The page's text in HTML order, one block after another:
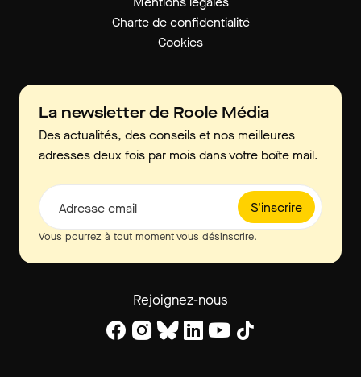
Charte de confidentialité
Cookies
La newsletter de Roole Média
Des actualités, des conseils et nos meilleures
adresses deux fois par mois dans votre boîte mail.
S'inscrire
Adresse email
Vous pourrez à tout moment vous désinscrire.
Rejoignez-nous